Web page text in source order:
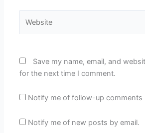
Save my name, email, and
for the next time I comment.
Notify me of follow-up comments
Notify me of new posts by email.